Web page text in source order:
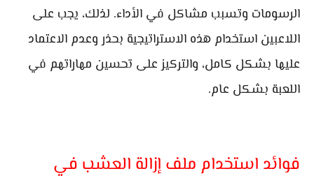
الرسومات وتسبب مشاكل في الأداء. لذلك، يجب على
اللاعبين استخدام هذه الاستراتيجية بحذر وعدم الاعتماد
عليها بشكل كامل، والتركيز على تحسين مهاراتهم في
اللعبة بشكل عام.
فوائد استخدام ملف إزالة العشب في